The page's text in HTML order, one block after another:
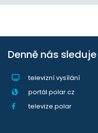
Denně nás sleduje
televizní vysílání
portál polar.cz
televize.polar